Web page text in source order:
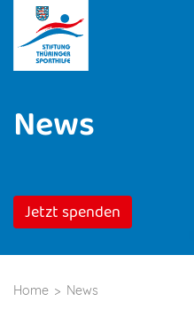
News
Jetzt spenden
Home News